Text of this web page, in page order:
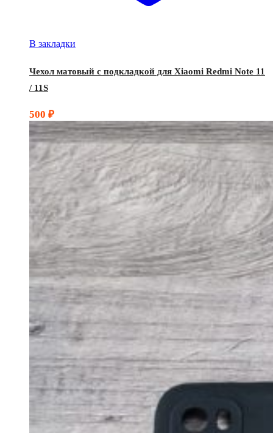
В закладки
Чехол матовый с подкладкой для Xiaomi Redmi Note 11
/ 11S
500 ₽